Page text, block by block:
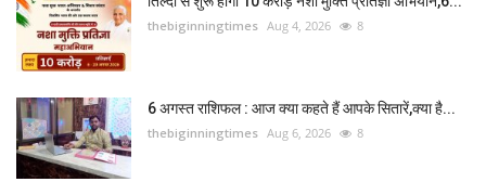
thebiginningtimes Aug 4, 2026 8
6 अगस्त राशिफल : आज क्या कहते हैं आपके सितारें,क्या है...
thebiginningtimes Aug 6, 2026 8